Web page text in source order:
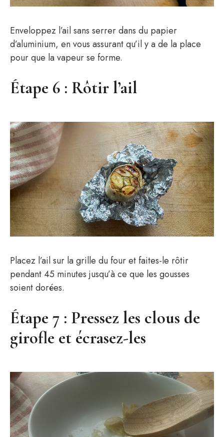
Enveloppez l’ail sans serrer dans du papier
d’aluminium, en vous assurant qu’il y a de la place
pour que la vapeur se forme.
Étape 6 : Rôtir l’ail
Placez l’ail sur la grille du four et faites-le rôtir
pendant 45 minutes jusqu’à ce que les gousses
soient dorées.
Étape 7 : Pressez les clous de
girofle et écrasez-les